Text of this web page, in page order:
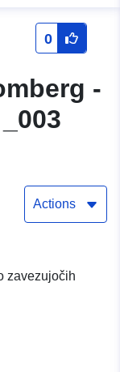
0
-
Actions
zavezujočih